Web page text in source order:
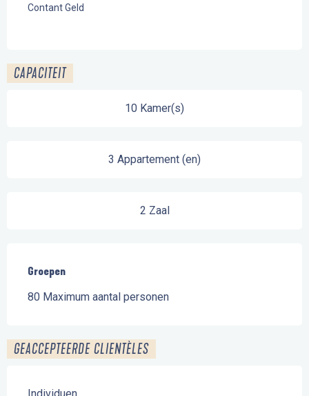
Contant Geld
CAPACITEIT
10 Kamer(s)
3 Appartement (en)
2 Zaal
Groepen
Groepen
80 Maximum aantal personen
GEACCEPTEERDE CLIENTÈLES